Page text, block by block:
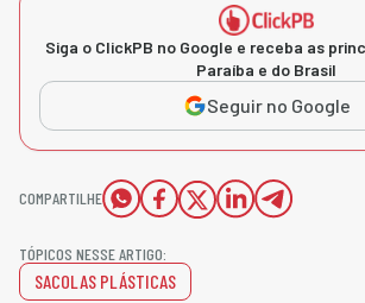
Siga o ClickPB no Google e receba as
Paraíba e do Brasil
Seguir no Google
COMPARTILHE
TÓPICOS NESSE ARTIGO:
SACOLAS PLÁSTICAS